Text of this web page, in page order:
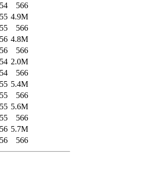
566
4.9M
566
4.8M
566
2.0M
566
5.4M
566
5.6M
566
5.7M
566